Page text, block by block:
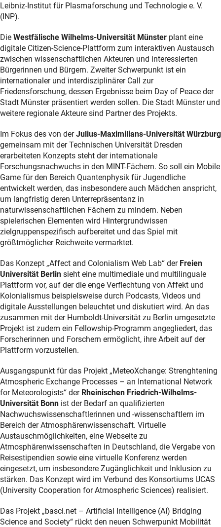
Leibniz-Institut für Plasmaforschung und Technologie e. V.
(INP).
Die Westfälische Wilhelms-Universität Münster plant eine
digitale Citizen-Science-Plattform zum interaktiven Austausch
zwischen wissenschaftlichen Akteuren und interessierten
Bürgerinnen und Bürgern. Zweiter Schwerpunkt ist ein
internationaler und interdisziplinärer Call zur
Friedensforschung, dessen Ergebnisse beim Day of Peace der
Stadt Münster präsentiert werden sollen. Die Stadt Münster und
weitere regionale Akteure sind Partner des Projekts.
Im Fokus des von derJulius-Maximilians-Universität Würzburg
gemeinsam mit der Technischen Universität Dresden
erarbeiteten Konzepts steht der internationale
Forschungsnachwuchs in den MINT-Fächern. So soll ein Mobile
Game für den Bereich Quantenphysik für Jugendliche
entwickelt werden, das insbesondere auch Mädchen anspricht,
um langfristig deren Unterrepräsentanz in
naturwissenschaftlichen Fächern zu mindern. Neben
spielerischen Elementen wird Hintergrundwissen
zielgruppenspezifisch aufbereitet und das Spiel mit
größtmöglicher Reichweite vermarktet.
Das Konzept „Affect and Colonialism Web Lab“ derFreien
Universität Berlin sieht eine multimediale und multilinguale
Plattform vor, auf der die enge Verflechtung von Affekt und
Kolonialismus beispielsweise durch Podcasts, Videos und
digitale Ausstellungen beleuchtet und diskutiert wird. An das
zusammen mit der Humboldt-Universität zu Berlin umgesetzte
Projekt ist zudem ein Fellowship-Programm angegliedert, das
Forscherinnen und Forschern ermöglicht, ihre Arbeit auf der
Plattform vorzustellen.
Ausgangspunkt für das Projekt „MeteoXchange: Strenghtening
Atmospheric Exchange Processes – an International Network
for Meteorologists“ der Rheinischen Friedrich-Wilhelms-
Universität Bonn ist der Bedarf an qualifizierten
Nachwuchswissenschaftlerinnen und -wissenschaftlern im
Bereich der Atmosphärenwissenschaft. Virtuelle
Austauschmöglichkeiten, eine Webseite zu
Atmosphärenwissenschaften in Deutschland, die Vergabe von
Reisestipendien sowie eine virtuelle Konferenz werden
eingesetzt, um insbesondere Zugänglichkeit und Inklusion zu
stärken. Das Konzept wird im Verbund des Konsortiums UCAS
(University Cooperation for Atmospheric Sciences) realisiert.
Das Projekt „basci.net – Artificial Intelligence (AI) Bridging
Science and Society“ rückt den neuen Schwerpunkt Mobilität